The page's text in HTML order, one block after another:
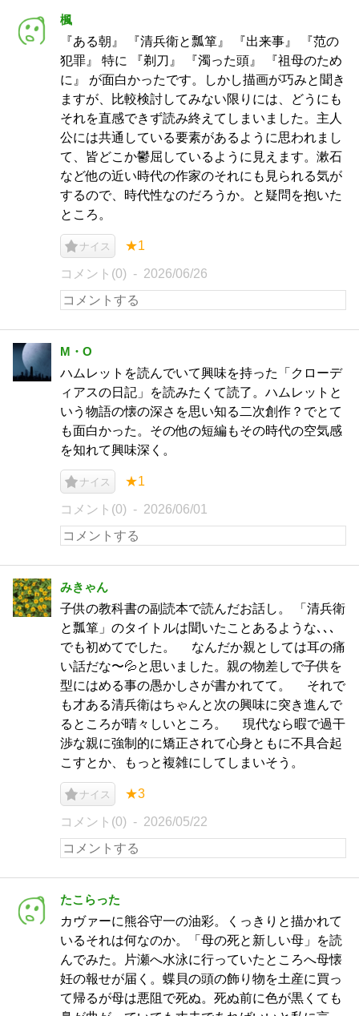
楓
『ある朝』 『清兵衛と瓢箪』 『出来事』 『范の
犯罪』 特に 『剃刀』 『濁った頭』 『祖母のため
に』 が面白かったです。しかし描画が巧みと聞き
ますが、比較検討してみない限りには、どうにも
それを直感できず読み終えてしまいました。主人
公には共通している要素があるように思われまし
て、皆どこか鬱屈しているように見えます。漱石
など他の近い時代の作家のそれにも見られる気が
するので、時代性なのだろうか。と疑問を抱いた
ところ。
ナイス ★1
コメント(0) 2026/06/26
M・O
ハムレットを読んでいて興味を持った「クローデ
ィアスの日記」を読みたくて読了。ハムレットと
いう物語の懐の深さを思い知る二次創作？でとて
も面白かった。その他の短編もその時代の空気感
を知れて興味深く。
ナイス ★1
コメント(0) 2026/06/01
みきゃん
子供の教科書の副読本で読んだお話し。 「清兵衛
と瓢箪」のタイトルは聞いたことあるような､､､
でも初めてでした。 なんだか親としては耳の痛
い話だな〜💦と思いました。親の物差しで子供を
型にはめる事の愚かしさが書かれてて。 それで
も才ある清兵衛はちゃんと次の興味に突き進んで
るところが晴々しいところ。 現代なら暇で過干
渉な親に強制的に矯正されて心身ともに不具合起
こすとか、もっと複雑にしてしまいそう。
ナイス ★3
コメント(0) 2026/05/22
たこらった
カヴァーに熊谷守一の油彩。くっきりと描かれて
いるそれは何なのか。「母の死と新しい母」を読
んでみた。片瀬へ水泳に行っていたところへ母懐
妊の報せが届く。蝶貝の頭の飾り物を土産に買っ
て帰るが母は悪阻で死ぬ。死ぬ前に色が黒くても